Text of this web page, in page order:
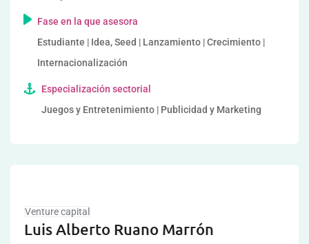
Fase en la que asesora
Estudiante | Idea, Seed | Lanzamiento | Crecimiento |
Internacionalización
Especialización sectorial
Juegos y Entretenimiento | Publicidad y Marketing
Venture capital
Luis Alberto Ruano Marrón